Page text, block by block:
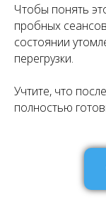
Чтобы понять
пробных
состоянии
перегрузки.
Учтите, что
полностью